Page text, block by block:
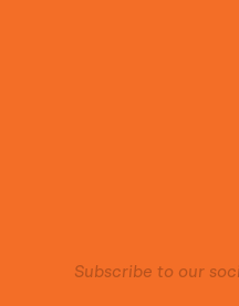
Subscribe to our